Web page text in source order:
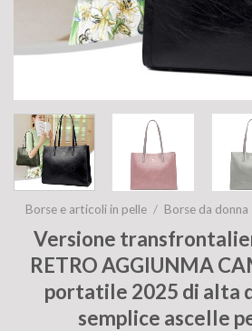
Borse e articoli in pelle / Borse da donna
Versione
RETRO AGGIUNMA
portatile 2025 di alta
semplice ascelle